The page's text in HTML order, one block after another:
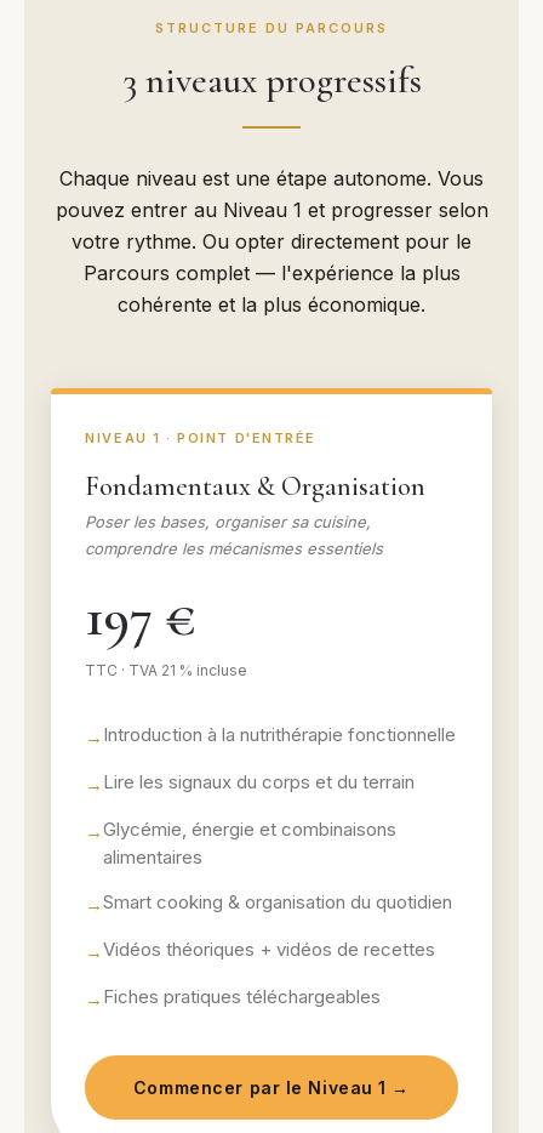
STRUCTURE DU PARCOURS
3 niveaux progressifs
Chaque niveau est une étape autonome. Vous
pouvez entrer au Niveau 1 et progresser selon
votre rythme. Ou opter directement pour le
Parcours complet — l'expérience la plus
cohérente et la plus économique.
NIVEAU 1 · POINT D'ENTRÉE
Fondamentaux & Organisation
Poser les bases, organiser sa cuisine,
comprendre les mécanismes essentiels
197 €
TTC · TVA 21 % incluse
Introduction à la nutrithérapie fonctionnelle
Lire les signaux du corps et du terrain
Glycémie, énergie et combinaisons
alimentaires
Smart cooking & organisation du quotidien
Vidéos théoriques + vidéos de recettes
Fiches pratiques téléchargeables
Commencer par le Niveau 1 →